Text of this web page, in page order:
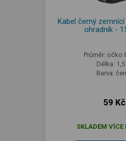
Kabel černý
ohradník -
Průměr: očko
Délka: 1,5
Barva:
59 Kč
SKLADEM VÍCE